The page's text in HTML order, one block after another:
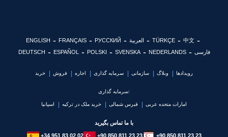
ENGLISH FRANÇAIS РУССКИЙ العربية TÜRKÇE
中文
DEUTSCH
ESPAÑOL POLSKI SVENSKA NEDERLANDS فارسی
خرید فروش اجاره سرمایه گذاری سازمانی وبلاگ رویدادها
سرمایه گذاری:
اسپانیا خرید ملک در ترکیه قبرس شمالی امارات متحده عربی
با ما تماس بگیرید
+34 951 83 02 02 +90 850 811 23 23 +90 850 811 23 23